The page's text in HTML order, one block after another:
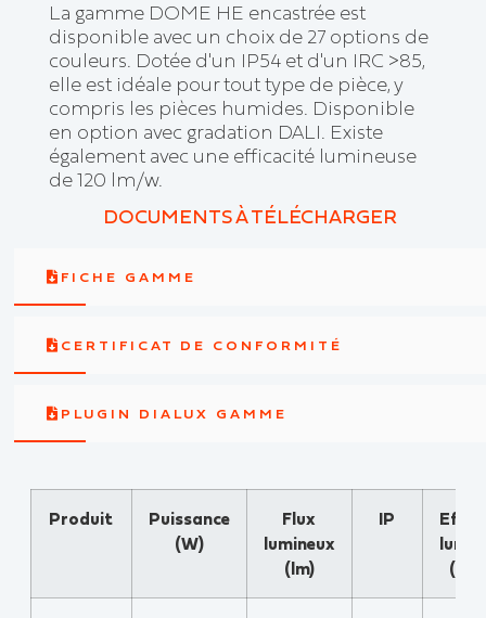
La gamme DOME HE encastrée est
disponible avec un choix de 27 options de
couleurs. Dotée d'un IP54 et d'un IRC >85,
elle est idéale pour tout type de pièce, y
compris les pièces humides. Disponible
en option avec gradation DALI. Existe
également avec une efficacité lumineuse
de 120 lm/w.
DOCUMENTS À TÉLÉCHARGER
FICHE GAMME
CERTIFICAT DE CONFORMITÉ
PLUGIN DIALUX GAMME
Produit
Puissance
(W)
Flux
lumineux
(lm)
IP